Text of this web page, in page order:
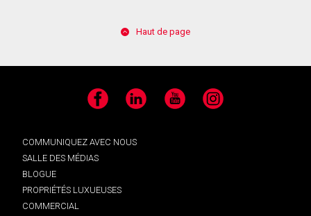
Haut de page
Facebook LinkedIn YouTube Instagram
COMMUNIQUEZ AVEC NOUS
SALLE DES MÉDIAS
BLOGUE
PROPRIÉTÉS LUXUEUSES
COMMERCIAL